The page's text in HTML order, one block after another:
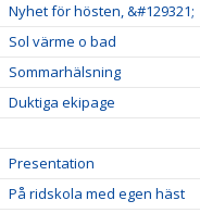
Nyhet för hösten, &#129321;
Sol värme o bad
Sommarhälsning
Duktiga ekipage
Presentation
På ridskola med egen häst